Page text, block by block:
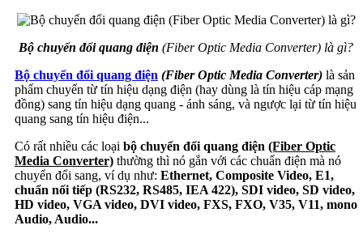
Bộ chuyển đổi quang điện (Fiber Optic Media Converter) là gì?
Bộ chuyển đổi quang điện (Fiber Optic Media Converter) là sản
phẩm chuyển từ tín hiệu dạng điện (hay dùng là tín hiệu cáp mạng
đồng) sang tín hiệu dạng quang - ánh sáng, và ngược lại từ tín hiệu
quang sang tín hiệu điện...
Có rất nhiều các loại bộ chuyển đổi quang điện (Fiber Optic
Media Converter) thường thì nó gắn với các chuẩn điện mà nó
chuyển đổi sang, ví dụ như: Ethernet, Composite Video, E1,
chuẩn nối tiếp (RS232, RS485, IEA 422), SDI video, SD video,
HD video, VGA video, DVI video, FXS, FXO, V35, V11, mono
Audio, Audio...